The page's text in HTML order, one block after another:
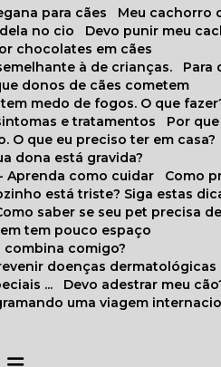
para cães
Meu
no cio
Devo punir meu
chocolates em cães
à de crianças.
donos de cães cometem
tem medo de fogos. O que
e tratamentos
Por
O que eu preciso ter em casa?
dona está gravida?
- Aprenda como cuidar
Como
está triste? Siga estas
Como saber se seu pet precisa
tem pouco espaço
combina comigo?
doenças dermatológicas
...
Devo adestrar meu
uma viagem